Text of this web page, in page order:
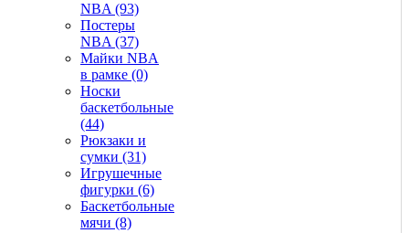
NBA (93)
Постеры
NBA (37)
Майки NBA
в рамке (0)
Носки
баскетбольные
(44)
Рюкзаки и
сумки (31)
Игрушечные
фигурки (6)
Баскетбольные
мячи (8)